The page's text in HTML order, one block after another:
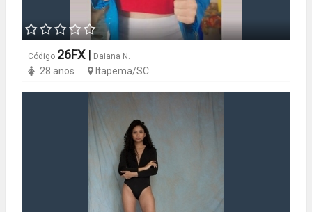
Código 26FX | Daiana N.
28 anos Itapema/SC